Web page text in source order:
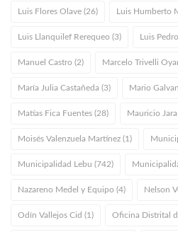
Luis Flores Olave (26) Luis Humberto
Luis Llanquilef Rerequeo (3) Luis
Manuel Castro (2) Marcelo Trivelli
María Julia Castañeda (3) Mario
Matías Fica Fuentes (28) Mauricio Jara
Moisés Valenzuela Martínez (1)
Municipalidad Lebu (742)
Nazareno Medel y Equipo (4) Nelson
Odín Vallejos Cid (1) Oficina Distrital